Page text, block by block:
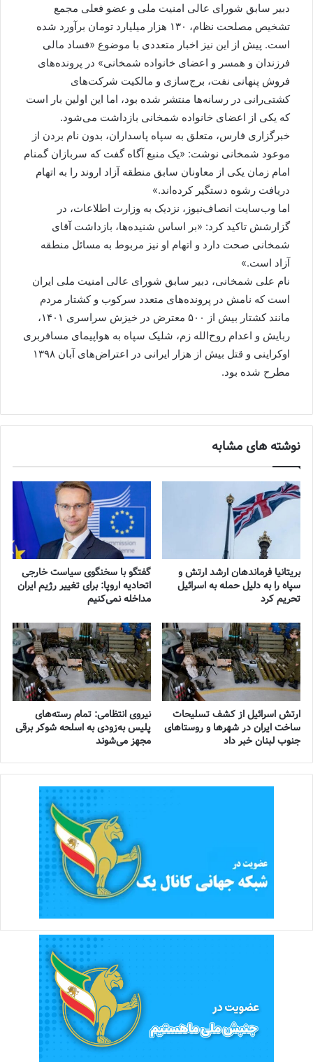
دبیر سابق شورای عالی امنیت ملی و عضو فعلی مجمع
تشخیص مصلحت نظام، ۱۳۰ هزار میلیارد تومان برآورد شده
است. پیش از این نیز اخبار متعددی با موضوع «فساد مالی
فرزندان و همسر و اعضای خانواده شمخانی» در پرونده‌های
فروش پنهانی نفت، برج‌سازی و مالکیت شرکت‌های
کشتی‌رانی در رسانه‌ها منتشر شده بود، اما این اولین‌ بار است
که یکی از اعضای خانواده شمخانی بازداشت می‌شود.
خبرگزاری فارس، متعلق به سپاه پاسداران، بدون نام بردن از
موعود شمخانی نوشت: «یک منبع آگاه گفت که سربازان گمنام
امام زمان یکی از معاونان سابق منطقه آزاد اروند را به اتهام
دریافت رشوه دستگیر کرده‌اند.»
اما وب‌سایت انصاف‌نیوز، نزدیک به وزارت اطلاعات، در
گزارشش تاکید کرد: «بر اساس شنیده‌ها، بازداشت آقای
شمخانی صحت دارد و اتهام او نیز مربوط به مسائل منطقه
آزاد است.»
نام علی شمخانی، دبیر سابق شورای عالی امنیت ملی ایران
است که نامش در پرونده‌های متعدد سرکوب و کشتار مردم
مانند کشتار بیش از ۵۰۰ معترض در خیزش سراسری ۱۴۰۱،
ربایش و اعدام روح‌الله زم، شلیک سپاه به هواپیمای مسافربری
اوکراینی و قتل بیش از هزار ایرانی در اعتراض‌های آبان ۱۳۹۸
مطرح شده بود.
نوشته های مشابه
بریتانیا فرماندهان ارشد ارتش و
سپاه را به دلیل حمله به اسرائیل
تحریم کرد
گفتگو با سخنگوی سیاست خارجی
اتحادیه اروپا: برای تغییر رژیم ایران
مداخله نمی‌کنیم
ارتش اسرائیل از کشف تسلیحات
ساخت ایران در شهرها و روستاهای
جنوب لبنان خبر داد
نیروی انتظامی: تمام رسته‌های
پلیس به‌زودی به اسلحه شوکر برقی
مجهز می‌شوند